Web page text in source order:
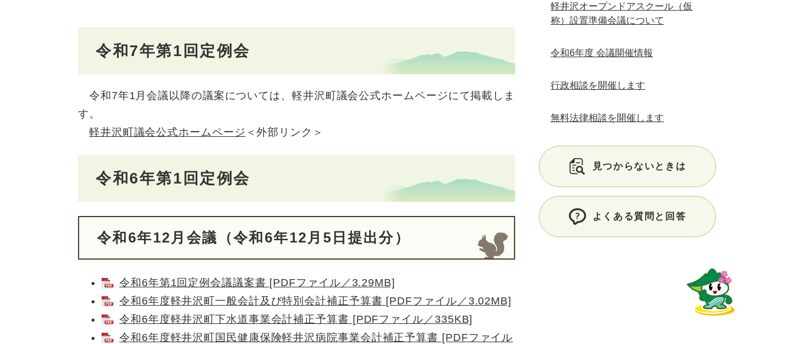
令和7年第1回定例会
令和7年1月会議以降の議案については、軽井沢町議会公式ホームページにて掲載しま
す。
軽井沢町議会公式ホームページ ＜外部リンク＞
令和6年第1回定例会
令和6年12月会議（令和6年12月5日提出分）
令和6年第1回定例会議議案書 [PDFファイル／3.29MB]
令和6年度軽井沢町一般会計及び特別会計補正予算書 [PDFファイル／3.02MB]
令和6年度軽井沢町下水道事業会計補正予算書 [PDFファイル／335KB]
令和6年度軽井沢町国民健康保険軽井沢病院事業会計補正予算書 [PDFファイル
軽井沢オープンドアスクール（仮
称）設置準備会議について
令和6年度 会議開催情報
行政相談を開催します
無料法律相談を開催します
見つからないときは
よくある質問と回答